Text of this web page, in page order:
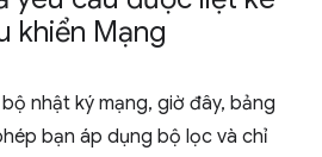
khiển Mạng
nhật ký mạng, giờ đây, bảng
bạn áp dụng bộ lọc và chỉ